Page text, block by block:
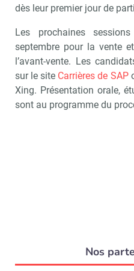
dès leur premier jour de
Les prochaines
septembre pour la vente
l’avant-vente. Les
sur le site Carrières de SAP
Xing. Présentation orale,
sont au programme du
Nos